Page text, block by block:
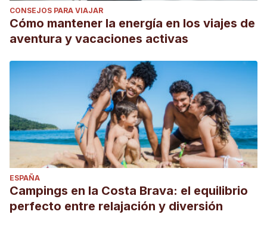
CONSEJOS PARA VIAJAR
Cómo mantener la energía en los viajes de
aventura y vacaciones activas
ESPAÑA
Campings en la Costa Brava: el equilibrio
perfecto entre relajación y diversión